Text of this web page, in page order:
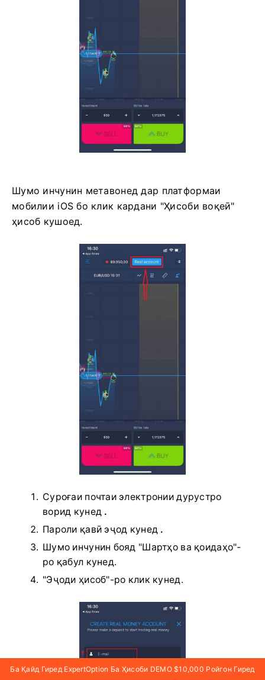
Шумо инчунин метавонед дар платформаи
мобилии iOS бо клик кардани "Ҳисоби воқеӣ"
ҳисоб кушоед.
Суроғаи почтаи электронии дурустро
ворид кунед .
Пароли қавӣ эҷод кунед .
Шумо инчунин бояд "Шартҳо ва қоидаҳо"-
ро қабул кунед.
"Эҷоди ҳисоб"-ро клик кунед.
Ба Қайд Гиред ExpertOption Ба Ҳисоби DEMO $10,000 Ройгон Гиред